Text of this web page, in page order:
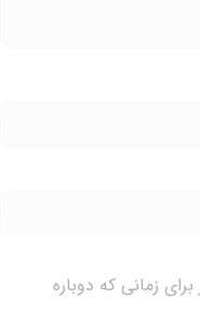
زمانی که دوباره